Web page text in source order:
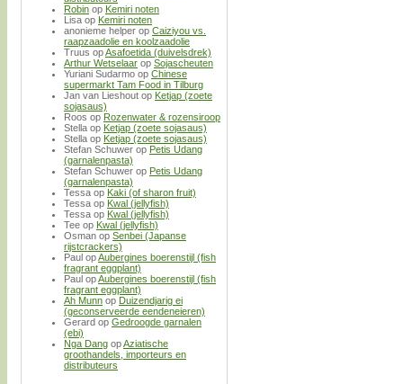
Robin op Kemiri noten
Lisa op Kemiri noten
anonieme helper op Caiziyou vs.
raapzaadolie en koolzaadolie
Truus opAsafoetida (duivelsdrek)
Arthur Wetselaar op Sojascheuten
Yuriani Sudarmo op Chinese
supermarkt Tam Food in Tilburg
Jan van Lieshout op Ketjap (zoete
sojasaus)
Roos op Rozenwater & rozensiroop
Stella op Ketjap (zoete sojasaus)
Stella op Ketjap (zoete sojasaus)
Stefan Schuwer op Petis Udang
(garnalenpasta)
Stefan Schuwer op Petis Udang
(garnalenpasta)
Tessa op Kaki (of sharon fruit)
Tessa op Kwal (jellyfish)
Tessa op Kwal (jellyfish)
Tee op Kwal (jellyfish)
Osman op Senbei (Japanse
rijstcrackers)
Paul opAubergines boerenstijl (fish
fragrant eggplant)
Paul opAubergines boerenstijl (fish
fragrant eggplant)
Ah Munn op Duizendjarig ei
(geconserveerde eendeneieren)
Gerard op Gedroogde garnalen
(ebi)
Nga Dang opAziatische
groothandels, importeurs en
distributeurs